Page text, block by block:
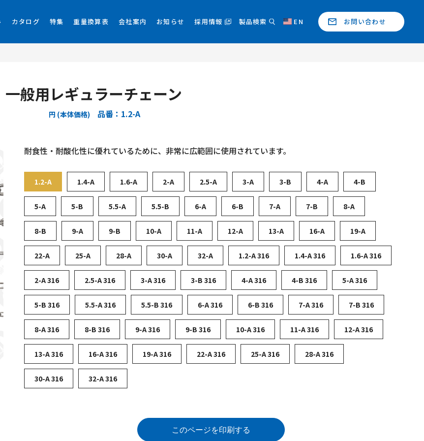
カタログ 特集 重量換算表 会社案内 お知らせ 採用情報 製品検索 EN お問い合わせ
一般用レギュラーチェーン
円 (本体価格) 品番：1.2-A
耐食性・耐酸化性に優れているために、非常に広範囲に使用されています。
1.2-A 1.4-A 1.6-A 2-A 2.5-A 3-A 3-B 4-A 4-B
5-A 5-B 5.5-A 5.5-B 6-A 6-B 7-A 7-B 8-A
8-B 9-A 9-B 10-A 11-A 12-A 13-A 16-A 19-A
22-A 25-A 28-A 30-A 32-A 1.2-A 316 1.4-A 316 1.6-A 316
2-A 316 2.5-A 316 3-A 316 3-B 316 4-A 316 4-B 316 5-A 316
5-B 316 5.5-A 316 5.5-B 316 6-A 316 6-B 316 7-A 316 7-B 316
8-A 316 8-B 316 9-A 316 9-B 316 10-A 316 11-A 316 12-A 316
13-A 316 16-A 316 19-A 316 22-A 316 25-A 316 28-A 316
30-A 316 32-A 316
このページを印刷する